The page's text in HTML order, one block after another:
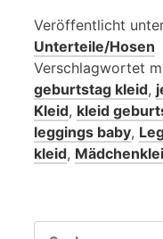
Veröffentlicht
Unterteile/Hosen
Verschlagwortet
geburtstag kleid,
Kleid, kleid
leggings baby,
kleid,